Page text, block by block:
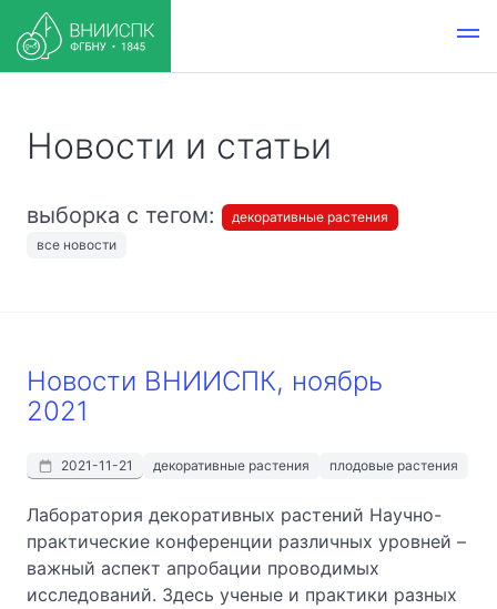
Новости и статьи
выборка с тегом:
декоративные растения
все новости
Новости ВНИИСПК, ноябрь
2021
2021-11-21 декоративные растения плодовые растения
Лаборатория декоративных растений Научно-
практические конференции различных уровней –
важный аспект апробации проводимых
исследований. Здесь ученые и практики разных